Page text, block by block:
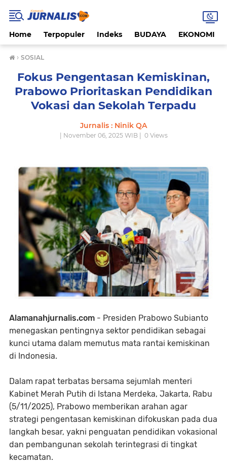
Home Terpopuler Indeks BUDAYA EKONOMI
› SOSIAL
Fokus Pengentasan Kemiskinan,
Prabowo Prioritaskan Pendidikan
Vokasi dan Sekolah Terpadu
Jurnalis : Ninik QA
| November 06, 2025 WIB | 0Views
Alamanahjurnalis.com - Presiden Prabowo Subianto
menegaskan pentingnya sektor pendidikan sebagai
kunci utama dalam memutus mata rantai kemiskinan
di Indonesia.
Dalam rapat terbatas bersama sejumlah menteri
Kabinet Merah Putih di Istana Merdeka, Jakarta, Rabu
(5/11/2025), Prabowo memberikan arahan agar
strategi pengentasan kemiskinan difokuskan pada dua
langkah besar, yakni penguatan pendidikan vokasional
dan pembangunan sekolah terintegrasi di tingkat
kecamatan.